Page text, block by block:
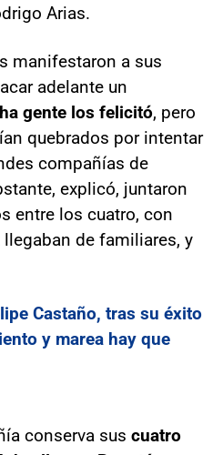
Arias.
manifestaron a sus
adelante un
gente los felicitó, pero
quebrados por intentar
compañías de
explicó, juntaron
entre los cuatro, con
de familiares, y
Castaño, tras su éxito
y marea hay que
conserva sus cuatro